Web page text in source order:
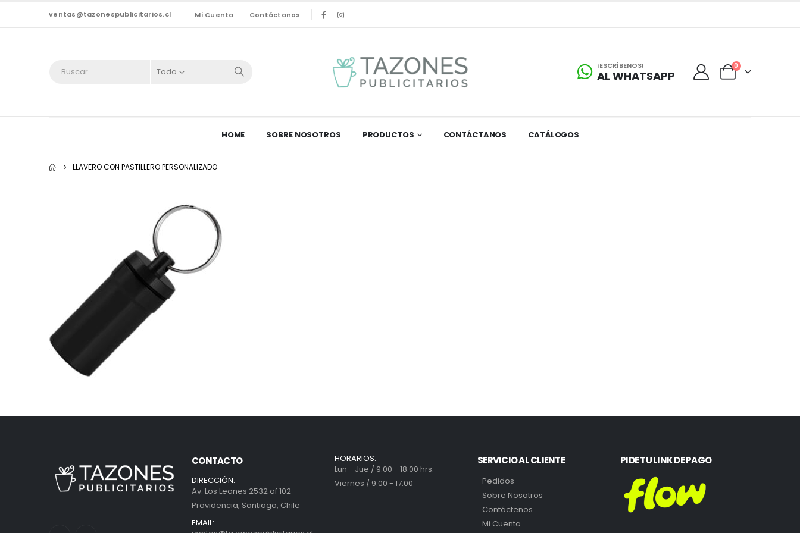
ventas@tazonespublicitarios.cl Mi Cuenta Contáctanos
Todo
¡ESCRÍBENOS!
AL WHATSAPP
0
HOME SOBRE NOSOTROS PRODUCTOS CONTÁCTANOS CATÁLOGOS
LLAVERO CON PASTILLERO PERSONALIZADO
CONTACTO
DIRECCIÓN:
Av. Los Leones 2532 of 102
Providencia, Santiago, Chile
EMAIL:
HORARIOS:
Lun - Jue / 9:00 - 18:00 hrs.
Viernes / 9:00 - 17:00
SERVICIO AL CLIENTE
Pedidos
Sobre Nosotros
Contáctenos
Mi Cuenta
PIDE TU LINK DE PAGO